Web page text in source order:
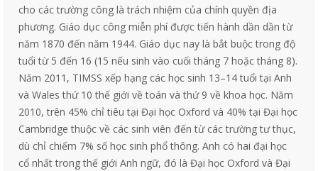
cho các trường công là trách nhiệm của chính quyền địa
phương. Giáo dục công miễn phí được tiến hành dần dần từ
năm 1870 đến năm 1944. Giáo dục nay là bắt buộc trong độ
tuổi từ 5 đến 16 (15 nếu sinh vào cuối tháng 7 hoặc tháng 8).
Năm 2011, TIMSS xếp hạng các học sinh 13–14 tuổi tại Anh
và Wales thứ 10 thế giới về toán và thứ 9 về khoa học. Năm
2010, trên 45% chỉ tiêu tại Đại học Oxford và 40% tại Đại học
Cambridge thuộc về các sinh viên đến từ các trường tư thục,
dù chỉ chiếm 7% số học sinh phổ thông. Anh có hai đại học
cổ nhất trong thế giới Anh ngữ, đó là Đại học Oxford và Đại